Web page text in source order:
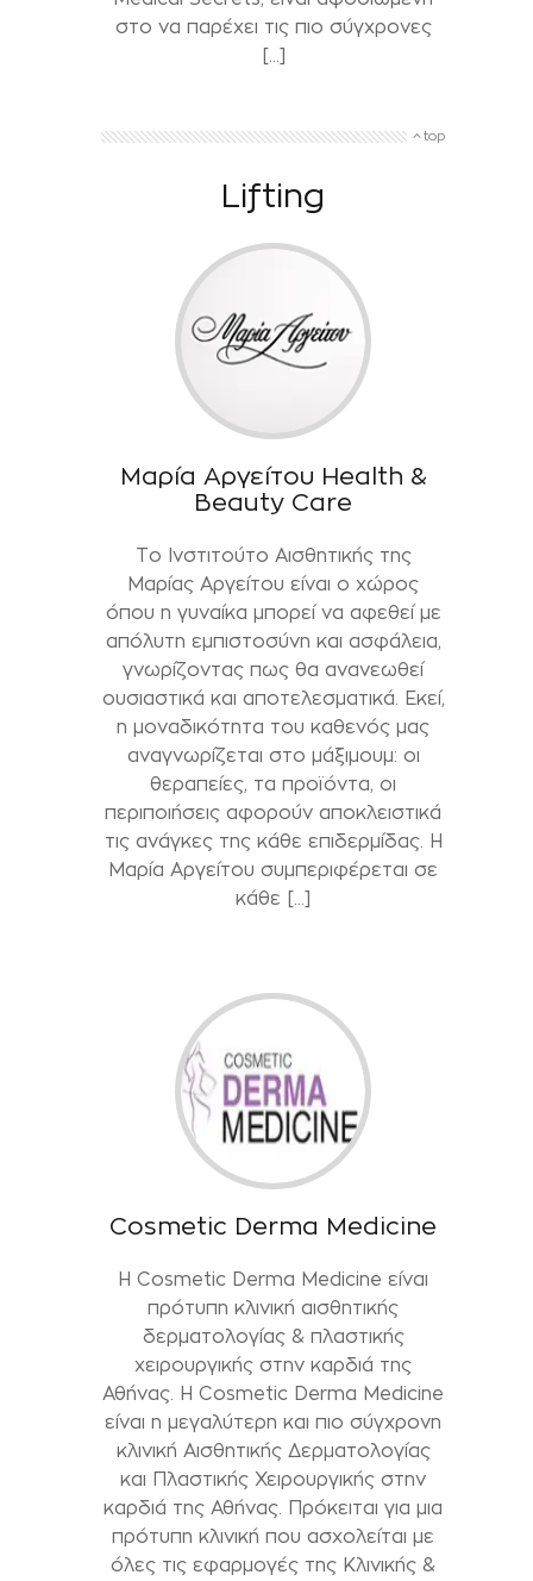
στο να παρέχει τις πιο σύγχρονες
[…]
top
Lifting
Μαρία Αργείτου Health &
Beauty Care
Το Ινστιτούτο Αισθητικής της
Μαρίας Αργείτου είναι ο χώρος
όπου η γυναίκα μπορεί να αφεθεί με
απόλυτη εμπιστοσύνη και ασφάλεια,
γνωρίζοντας πως θα ανανεωθεί
ουσιαστικά και αποτελεσματικά. Εκεί,
η μοναδικότητα του καθενός μας
αναγνωρίζεται στο μάξιμουμ: οι
θεραπείες, τα προϊόντα, οι
περιποιήσεις αφορούν αποκλειστικά
τις ανάγκες της κάθε επιδερμίδας. Η
Μαρία Αργείτου συμπεριφέρεται σε
κάθε […]
Cosmetic Derma Medicine
Η Cosmetic Derma Medicine είναι
πρότυπη κλινική αισθητικής
δερματολογίας & πλαστικής
χειρουργικής στην καρδιά της
Αθήνας. H Cosmetic Derma Medicine
είναι η μεγαλύτερη και πιο σύγχρονη
κλινική Αισθητικής Δερματολογίας
και Πλαστικής Χειρουργικής στην
καρδιά της Αθήνας. Πρόκειται για μια
πρότυπη κλινική που ασχολείται με
όλες τις εφαρμογές της Κλινικής &